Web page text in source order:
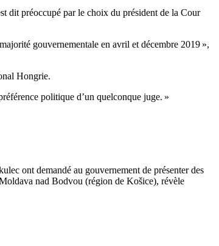
dit préoccupé par le choix du président de la Cour
gouvernementale en avril et décembre 2019 »,
Hongrie.
politique d’un quelconque juge. »
ont demandé au gouvernement de présenter des
nad Bodvou (région de Košice), révèle